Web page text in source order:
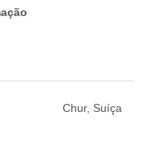
Chur, Suíça